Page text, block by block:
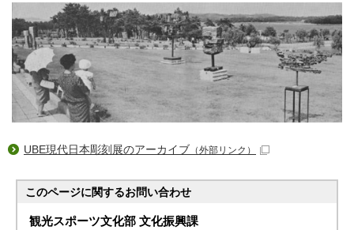
UBE現代日本彫刻展のアーカイブ （外部リンク）
このページに関するお問い合わせ
観光スポーツ文化部 文化振興課